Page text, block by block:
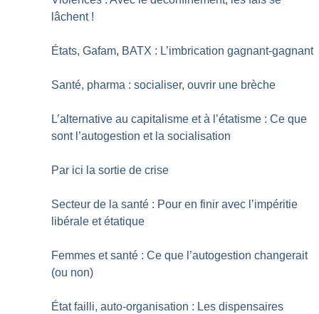
lâchent !
États, Gafam, BATX : L’imbrication gagnant-gagnant
Santé, pharma : socialiser, ouvrir une brèche
L’alternative au capitalisme et à l’étatisme : Ce que
sont l’autogestion et la socialisation
Par ici la sortie de crise
Secteur de la santé : Pour en finir avec l’impéritie
libérale et étatique
Femmes et santé : Ce que l’autogestion changerait
(ou non)
État failli, auto-organisation : Les dispensaires